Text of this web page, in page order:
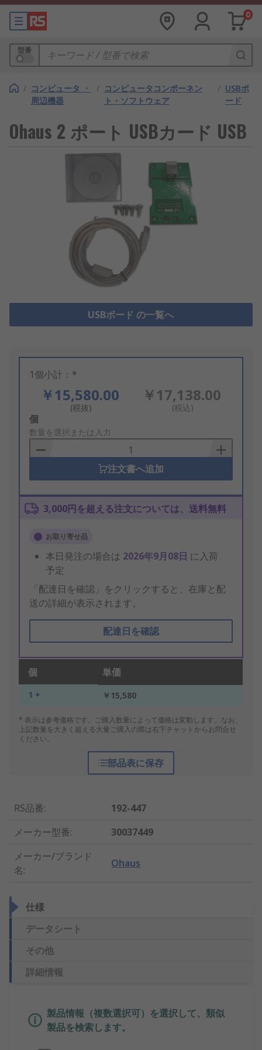
0
型番
/ コンピュータ ・
周辺機器
/ コンピュータコンポーネン
ト・ソフトウェア
/ USBボ
ード
Ohaus 2 ポート USBカード USB
USBボード の一覧へ
1個小計：*
￥15,580.00
(税抜)
￥17,138.00
(税込)
Add
to
Basket
個
数量を選択または入力
注文書へ追加
3,000円を超える注文については、送料無料
お取り寄せ品
本日発注の場合は 2026年9月08日 に入荷
予定
「配達日を確認」をクリックすると、在庫と配
送の詳細が表示されます。
配達日を確認
個 単価
1 + ￥15,580
* 表示は参考価格です。ご購入数量によって価格は変動します。なお、
上記数量を大きく超える大量ご購入の際は右下チャットからお問合せ
ください。
部品表に保存
RS品番:
192-447
メーカー型番:
30037449
メーカー/ブランド
名:
Ohaus
仕様
データシート
その他
詳細情報
製品情報（複数選択可）を選択して、類似
製品を検索します。